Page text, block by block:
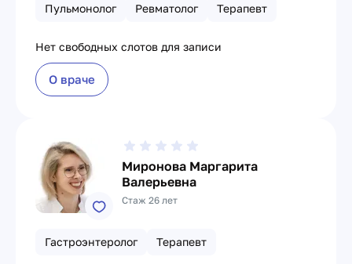
Пульмонолог Ревматолог Терапевт
Нет свободных слотов для записи
О враче
Миронова Маргарита
Валерьевна
Стаж 26 лет
Гастроэнтеролог Терапевт